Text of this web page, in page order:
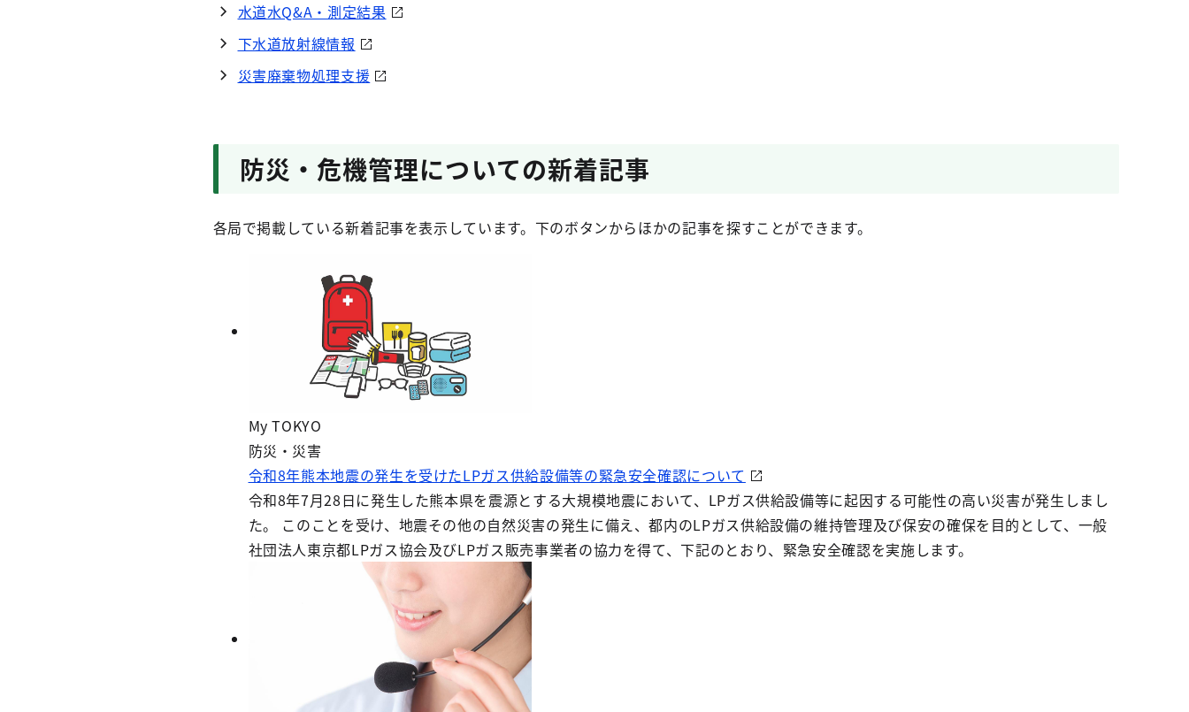
水道水Q&A・測定結果
下水道放射線情報
災害廃棄物処理支援
防災・危機管理についての新着記事​
各局で掲載している新着記事を表示しています。下のボタンからほかの記事を探すことができます。
My TOKYO
防災・災害
令和8年熊本地震の発生を受けたLPガス供給設備等の緊急安全確認について
令和8年7月28日に発生した熊本県を震源とする大規模地震において、LPガス供給設備等に起因する可能性の高い災害が発生しまし
た。 このことを受け、地震その他の自然災害の発生に備え、都内のLPガス供給設備の維持管理及び保安の確保を目的として、一般
社団法人東京都LPガス協会及びLPガス販売事業者の協力を得て、下記のとおり、緊急安全確認を実施します。